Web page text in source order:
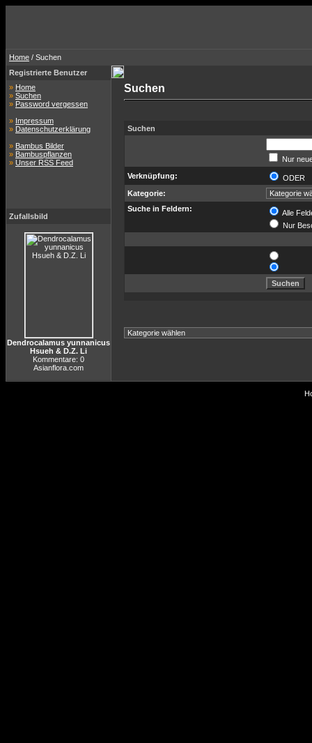
Home / Suchen
Registrierte Benutzer
» Home
» Suchen
» Password vergessen
» Impressum
» Datenschutzerklärung
» Bambus Bilder
» Bambuspflanzen
» Unser RSS Feed
Zufallsbild
Dendrocalamus yunnanicus
Hsueh & D.Z. Li
Kommentare: 0
Asianflora.com
Suchen
Suchen
Nur
Verknüpfung:
ODER
Kategorie:
Suche in Feldern:
Alle
Nur